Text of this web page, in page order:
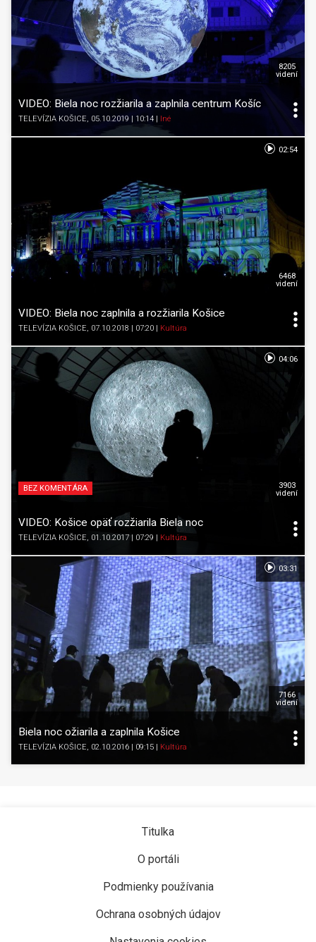
VIDEO: Biela noc rozžiarila a zaplnila centrum Košíc
TELEVÍZIA KOŠICE , 05.10.2019 | 10:14 | Iné
8205
videní
VIDEO: Biela noc zaplnila a rozžiarila Košice
TELEVÍZIA KOŠICE , 07.10.2018 | 07:20 | Kultúra
6468
videní
02:54
BEZ KOMENTÁRA
VIDEO: Košice opäť rozžiarila Biela noc
TELEVÍZIA KOŠICE , 01.10.2017 | 07:29 | Kultúra
3903
videní
04:06
Biela noc ožiarila a zaplnila Košice
TELEVÍZIA KOŠICE, 02.10.2016 | 09:15 | Kultúra
7166
videní
03:31
Titulka
O portáli
Podmienky používania
Ochrana osobných údajov